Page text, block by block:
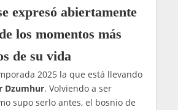
expresó abiertamente
los momentos más
de su vida
2025 la que está llevando
Dzumhur. Volviendo a ser
supo serlo antes, el bosnio de